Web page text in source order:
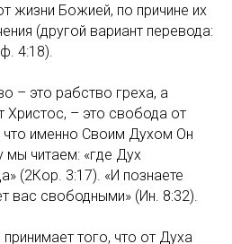
жизни Божией, по причине их
(другой вариант перевода:
4:18).
– это рабство греха, а
Христос, – это свобода от
что именно Своим Духом Он
мы читаем: «где Дух
(2Кор. 3:17). «И познаете
вас свободными» (Ин. 8:32).
того, что от Духа